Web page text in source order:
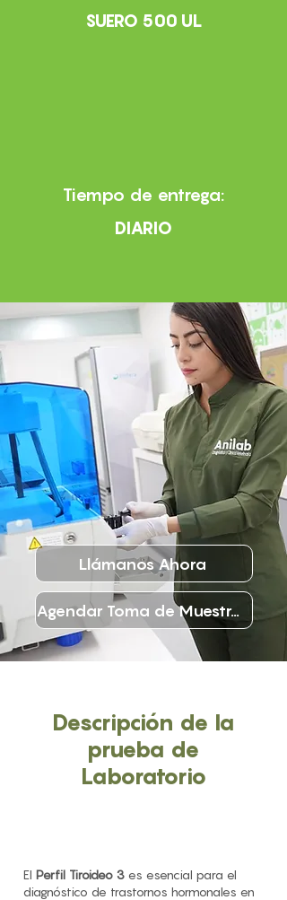
SUERO 500 UL
Tiempo de entrega:
DIARIO
Llámanos Ahora
Agendar Toma de Muestras
Descripción de la
prueba de
Laboratorio
El Perfil Tiroideo 3 es esencial para el
diagnóstico de trastornos hormonales en